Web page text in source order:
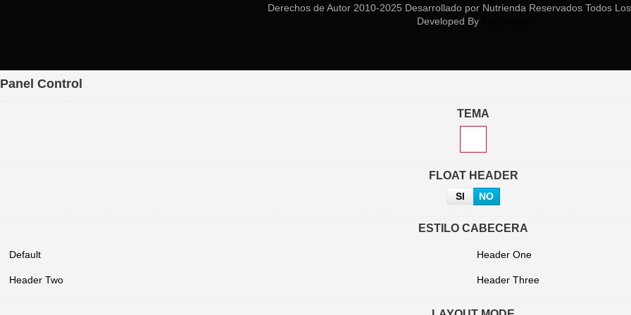
Derechos de Autor 2010-2025 Desarrollado por Nutrienda Reservados Todos
Developed By
Panel Control
TEMA
FLOAT HEADER
SI NO
ESTILO CABECERA
Default Header One
Header Two Header Three